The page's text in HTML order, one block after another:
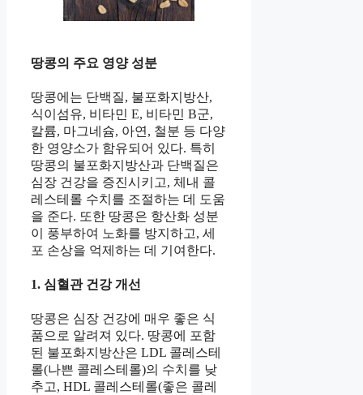
땅콩의 주요 영양 성분
땅콩에는 단백질, 불포화지방산,
식이섬유, 비타민 E, 비타민 B군,
칼륨, 마그네슘, 아연, 철분 등 다양
한 영양소가 함유되어 있다. 특히
땅콩의 불포화지방산과 단백질은
심장 건강을 증진시키고, 체내 콜
레스테롤 수치를 조절하는 데 도움
을 준다. 또한 땅콩은 항산화 성분
이 풍부하여 노화를 방지하고, 세
포 손상을 억제하는 데 기여한다.
1. 심혈관 건강 개선
땅콩은 심장 건강에 매우 좋은 식
품으로 알려져 있다. 땅콩에 포함
된 불포화지방산은 LDL 콜레스테
롤(나쁜 콜레스테롤)의 수치를 낮
추고, HDL 콜레스테롤(좋은 콜레